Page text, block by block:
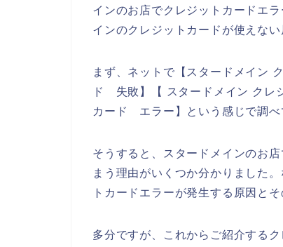
インのお店でクレジットカードエ
インのクレジットカードが使えな
まず、ネットで【スタードメイン
ド 失敗】【 スタードメイン クレ
カード エラー】という感じで調べ
そうすると、スタードメインのお
まう理由がいくつか分かりました
トカードエラーが発生する原因と
多分ですが、これからご紹介する